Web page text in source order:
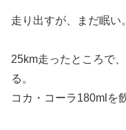
走り出すが、まだ眠
25km走ったところで
る。
コカ・コーラ180mlを